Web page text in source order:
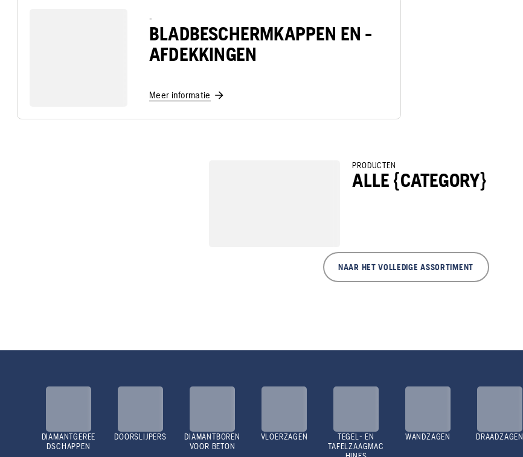
-
BLADBESCHERMKAPPEN EN -
AFDEKKINGEN
Meer informatie
PRODUCTEN
ALLE {CATEGORY}
NAAR HET VOLLEDIGE ASSORTIMENT
DIAMANTGEREE
DSCHAPPEN
DOORSLIJPERS
DIAMANTBOREN
VOOR BETON
VLOERZAGEN
TEGEL- EN
TAFELZAAGMAC
WANDZAGEN DRAADZAGEN